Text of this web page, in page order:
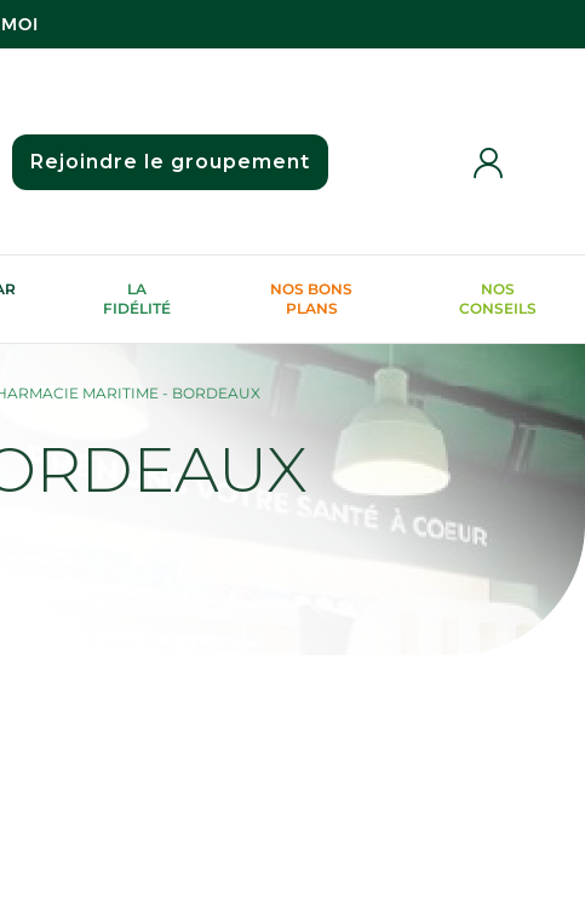
Rejoindre le groupement
LA
FIDÉLITÉ
NOS BONS
PLANS
NOS
CONSEILS
MARITIME - BORDEAUX